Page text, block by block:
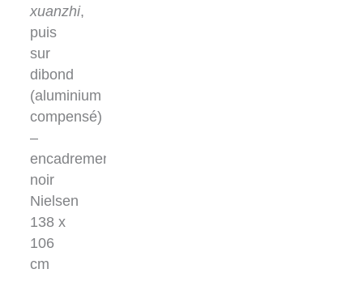
xuanzhi,
puis
sur
dibond
(aluminium
compensé)
–
encadrement
noir
Nielsen
138 x
106
cm